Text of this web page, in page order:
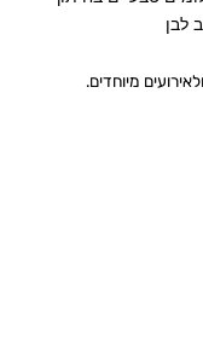
לבן
מיוחדים.